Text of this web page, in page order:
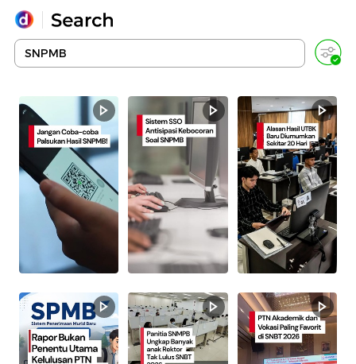
Yang sedang ramai dicari
Loading...
Promoted
Terakhir yang dicari